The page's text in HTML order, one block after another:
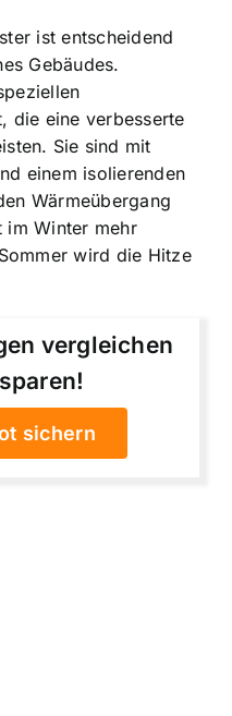
ist entscheidend
Gebäudes.
die eine verbesserte
Sie sind mit
einem isolierenden
Wärmeübergang
im Winter mehr
wird die Hitze
vergleichen
sichern